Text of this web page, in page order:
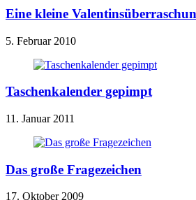
Eine kleine
5. Februar 2010
Taschenkalender gepimpt
11. Januar 2011
Das große Fragezeichen
17. Oktober 2009